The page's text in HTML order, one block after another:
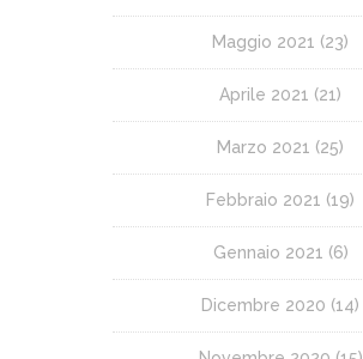
Maggio 2021 (23)
Aprile 2021 (21)
Marzo 2021 (25)
Febbraio 2021 (19)
Gennaio 2021 (6)
Dicembre 2020 (14)